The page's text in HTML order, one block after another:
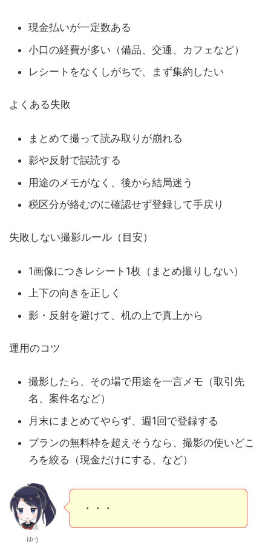
小口の経費が多い（備品、交通、カフェなど）
レシートをなくしがちで、まず集約したい
影や反射で誤読する
用途のメモがなく、後から結局迷う
税区分が絡むのに確認せず登録して手戻り
上下の向きを正しく
影・反射を避けて、机の上で真上から
名、案件名など）
月末にまとめてやらず、週1回で登録する
プランの無料枠を超えそうなら、撮影の使いどこ
ろを絞る（現金だけにする、など）
ゆう
・・・